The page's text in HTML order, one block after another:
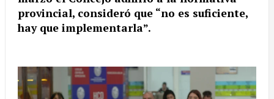
provincial, consideró que “no es suficiente,
hay que implementarla”.